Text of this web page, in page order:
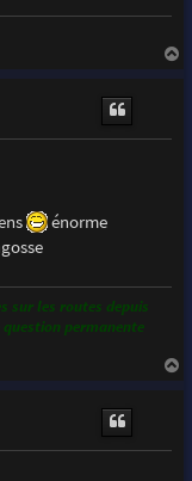
énorme
sur les routes depuis
question permanente